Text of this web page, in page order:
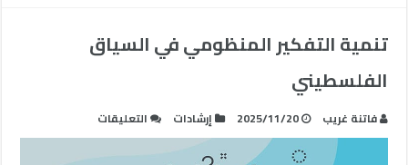
تنمية التفكير المنظومي في السياق
الفلسطيني
فاتنة غريب 2025/11/20 إرشادات التعليقات
تنمية